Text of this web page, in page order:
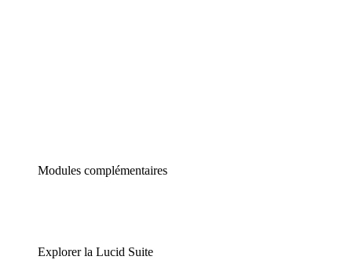
Modules complémentaires
Explorer la Lucid Suite